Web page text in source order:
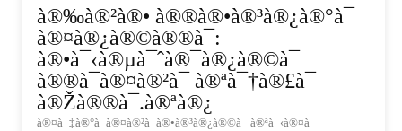
à®‰à®²à®• à®®à®•à®³à®¿à®°à¯
à®¤à®¿à®©à®®à¯:
à®•à¯‹à®µà¯ˆà®¯à®¿à®©à¯
à®®à¯à®¤à®²à¯ à®ªà¯†à®£à¯
à®Žà®®à¯.à®ªà®¿
à®¤à¯‡à®°à¯à®¤à®²à¯à®•à®³à®¿à®©à¯ à®ªà¯‹à®¤à¯